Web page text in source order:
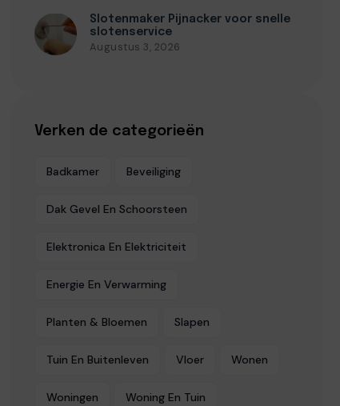
Slotenmaker Pijnacker voor snelle
slotenservice
Augustus 3, 2026
Verken de categorieën
Badkamer Beveiliging
Dak Gevel En Schoorsteen
Elektronica En Elektriciteit
Energie En Verwarming
Planten & Bloemen Slapen
Tuin En Buitenleven Vloer Wonen
Woningen Woning En Tuin